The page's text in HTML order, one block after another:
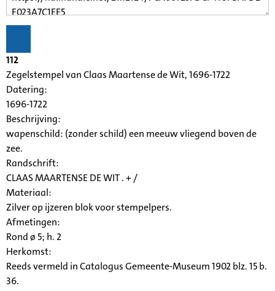
112
Zegelstempel van Claas Maartense de Wit, 1696-1722
Datering:
1696-1722
Beschrijving:
wapenschild: (zonder schild) een meeuw vliegend boven de
zee.
Randschrift:
CLAAS MAARTENSE DE WIT . + /
Materiaal:
Zilver op ijzeren blok voor stempelpers.
Afmetingen:
Rond ø 5; h. 2
Herkomst:
Reeds vermeld in Catalogus Gemeente-Museum 1902 blz. 15 b.
36.